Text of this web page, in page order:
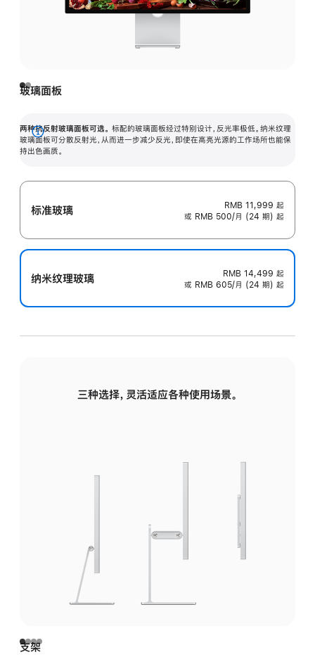
玻璃面板
两种抗反射玻璃面板可选。 标配的玻璃面板经过特别设计，反光率极低。纳米纹理
玻璃面板可分散反射光，从而进一步减少反光，即使在高亮光源的工作场所也能保
持出色画质。
展
开
标准玻璃 RMB 11,999 起
或 RMB 500/月 (24 期) 起
纳米纹理玻璃 RMB 14,499 起
或 RMB 605/月 (24 期) 起
三种选择，灵活适应各种使用场景。
支架